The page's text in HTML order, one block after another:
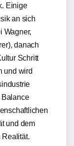
Einige
an sich
Wagner,
danach
Schritt
und wird
Balance
und dem
Realität.